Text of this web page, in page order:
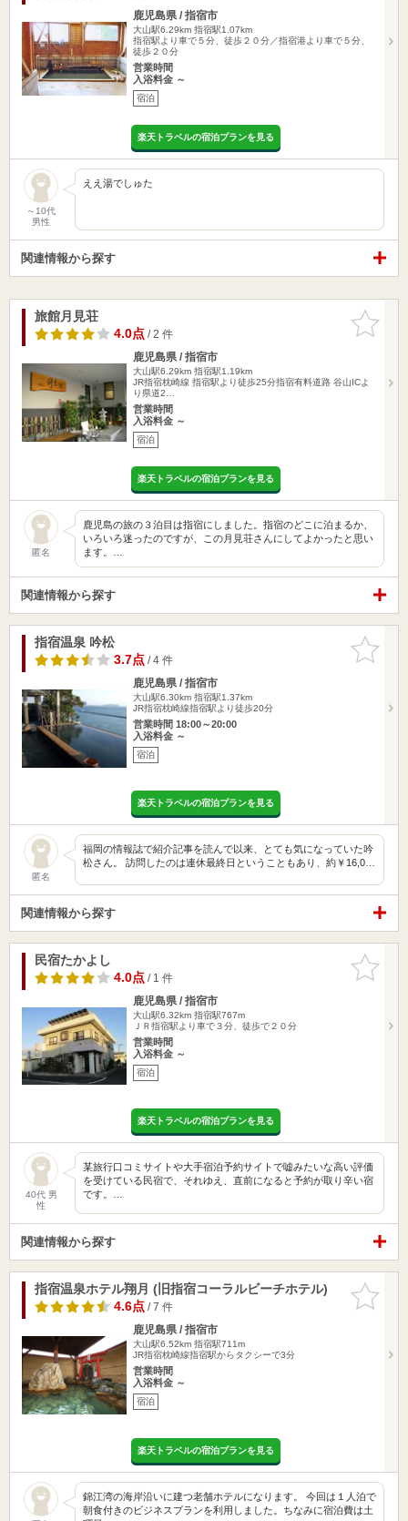
鹿児島県 / 指宿市
大山駅6.29km 指宿駅1.07km
指宿駅より車で５分、徒歩２０分／指宿港より車で５分、
徒歩２０分
営業時間
入浴料金 ～
宿泊
楽天トラベルの宿泊プランを見る
～10代
男性
ええ湯でしゅた
関連情報から探す
お気に入
りに追加
旅館月見荘
4.0点/ 2 件
鹿児島県 / 指宿市
大山駅6.29km 指宿駅1.19km
JR指宿枕崎線 指宿駅より徒歩25分指宿有料道路 谷山ICよ
り県道2…
営業時間
入浴料金 ～
宿泊
楽天トラベルの宿泊プランを見る
匿名
鹿児島の旅の３泊目は指宿にしました。指宿のどこに泊まるか、
いろいろ迷ったのですが、この月見荘さんにしてよかったと思い
ます。…
関連情報から探す
お気に入
りに追加
指宿温泉 吟松
3.7点/ 4 件
鹿児島県 / 指宿市
大山駅6.30km 指宿駅1.37km
JR指宿枕崎線指宿駅より徒歩20分
営業時間 18:00～20:00
入浴料金 ～
宿泊
楽天トラベルの宿泊プランを見る
匿名
福岡の情報誌で紹介記事を読んで以来、とても気になっていた吟
松さん。 訪問したのは連休最終日ということもあり、約￥16,0…
関連情報から探す
お気に入
りに追加
民宿たかよし
4.0点/ 1 件
鹿児島県 / 指宿市
大山駅6.32km 指宿駅767m
ＪＲ指宿駅より車で３分、徒歩で２０分
営業時間
入浴料金 ～
宿泊
楽天トラベルの宿泊プランを見る
40代 男
性
某旅行口コミサイトや大手宿泊予約サイトで嘘みたいな高い評価
を受けている民宿で、それゆえ、直前になると予約が取り辛い宿
です。…
関連情報から探す
お気に入
りに追加
指宿温泉ホテル翔月 (旧指宿コーラルビーチホテル)
4.6点/ 7 件
鹿児島県 / 指宿市
大山駅6.52km 指宿駅711m
JR指宿枕崎線指宿駅からタクシーで3分
営業時間
入浴料金 ～
宿泊
楽天トラベルの宿泊プランを見る
錦江湾の海岸沿いに建つ老舗ホテルになります。 今回は１人泊で
朝食付きのビジネスプランを利用しました。ちなみに宿泊費は土